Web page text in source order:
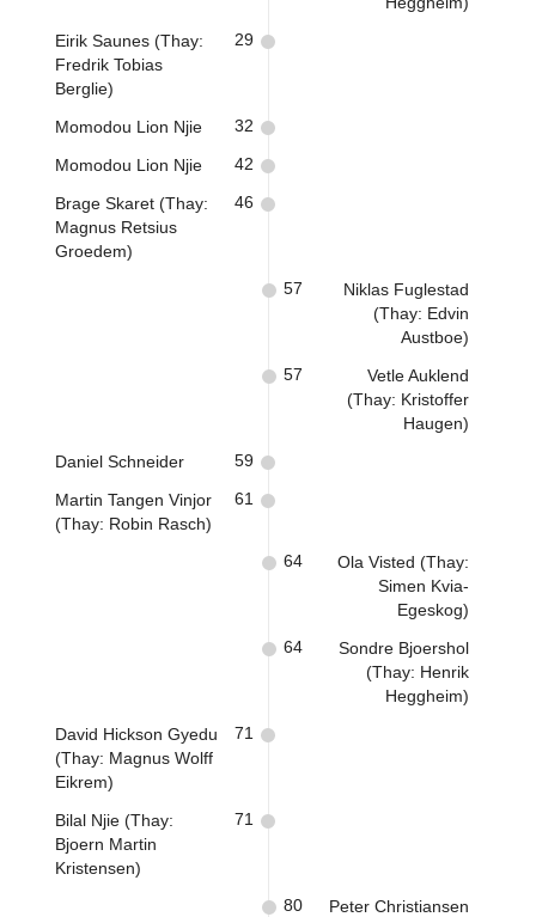
Eirik Saunes (Thay:
Fredrik Tobias
Berglie)
29
Momodou Lion Njie 32
Momodou Lion Njie 42
Brage Skaret (Thay:
Magnus Retsius
Groedem)
46
Niklas Fuglestad
(Thay: Edvin
Austboe)
57
Vetle Auklend
(Thay: Kristoffer
Haugen)
57
Daniel Schneider 59
Martin Tangen Vinjor
(Thay: Robin Rasch)
61
Ola Visted (Thay:
Simen Kvia-
Egeskog)
64
Sondre Bjoershol
(Thay: Henrik
Heggheim)
64
David Hickson Gyedu
(Thay: Magnus Wolff
Eikrem)
71
Bilal Njie (Thay:
Bjoern Martin
Kristensen)
71
Peter Christiansen
80